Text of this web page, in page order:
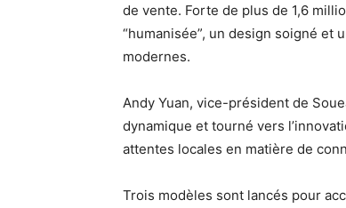
de vente. Forte de plus de 1,6
“humanisée”, un design soigné et
modernes.
Andy Yuan, vice-président de
dynamique et tourné vers
attentes locales en matière de
Trois modèles sont lancés pour